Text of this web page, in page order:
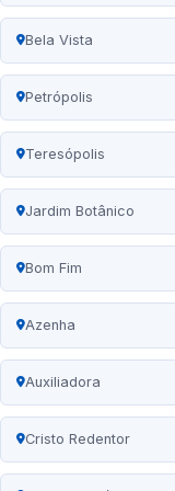
Bela Vista
Petrópolis
Teresópolis
Jardim Botânico
Bom Fim
Azenha
Auxiliadora
Cristo Redentor